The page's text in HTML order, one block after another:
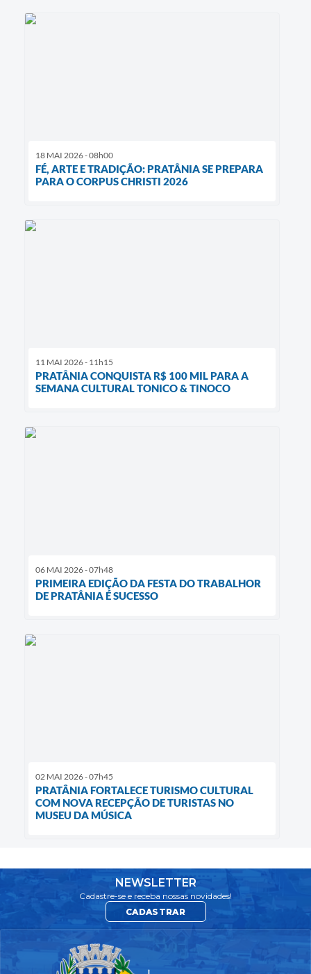
18 MAI 2026 - 08h00
FÉ, ARTE E TRADIÇÃO: PRATÂNIA SE PREPARA
PARA O CORPUS CHRISTI 2026
11 MAI 2026 - 11h15
PRATÂNIA CONQUISTA R$ 100 MIL PARA A
SEMANA CULTURAL TONICO & TINOCO
06 MAI 2026 - 07h48
PRIMEIRA EDIÇÃO DA FESTA DO TRABALHOR
DE PRATÂNIA É SUCESSO
02 MAI 2026 - 07h45
PRATÂNIA FORTALECE TURISMO CULTURAL
COM NOVA RECEPÇÃO DE TURISTAS NO
MUSEU DA MÚSICA
NEWSLETTER
Cadastre-se e receba nossas novidades!
CADASTRAR